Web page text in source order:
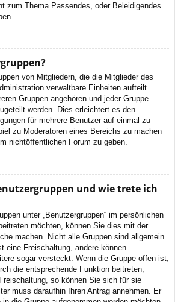
zum Thema Passendes, oder Beleidigendes
von Mitgliedern, die die Mitglieder des
verwaltbare Einheiten aufteilt.
Gruppen angehören und jeder Gruppe
werden. Dies erleichtert es den
für mehrere Benutzer auf einmal zu
zu Moderatoren eines Bereichs zu machen
nichtöffentlichen Forum zu geben.
und wie trete ich
unter „Benutzergruppen“ im persönlichen
möchten, können Sie dies mit der
machen. Nicht alle Gruppen sind allgemein
eine Freischaltung, andere können
sogar versteckt. Wenn die Gruppe offen ist,
die entsprechende Funktion beitreten;
so können Sie sich für sie
muss daraufhin Ihren Antrag annehmen. Er